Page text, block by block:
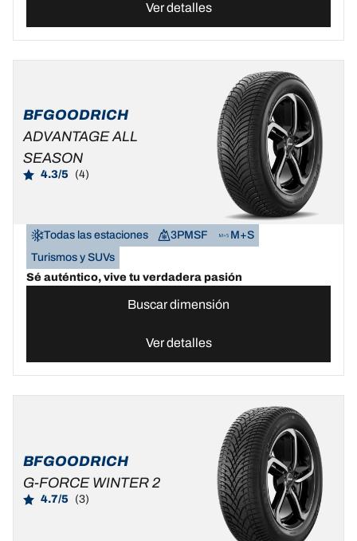
Ver detalles
BFGOODRICH
ADVANTAGE ALL
SEASON
4.3/5 (4)
Todas las estaciones 3PMSF
M+S
Turismos y SUVs
Sé auténtico, vive tu verdadera pasión
Buscar dimensión
Ver detalles
BFGOODRICH
G-FORCE WINTER 2
4.7/5 (3)